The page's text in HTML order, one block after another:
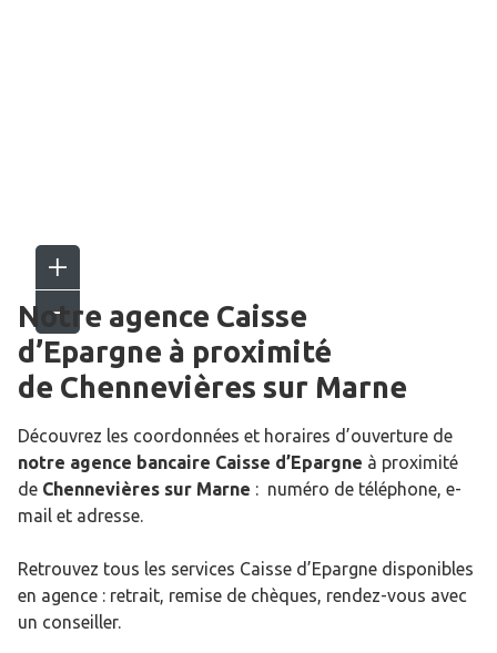
Notre agence Caisse
d’Epargne à proximité
de Chennevières sur Marne
Découvrez les coordonnées et horaires d’ouverture de
notre agence bancaire Caisse d’Epargne à proximité
de Chennevières sur Marne : numéro de téléphone, e-
mail et adresse.
Retrouvez tous les services Caisse d’Epargne disponibles
en agence : retrait, remise de chèques, rendez-vous avec
un conseiller.